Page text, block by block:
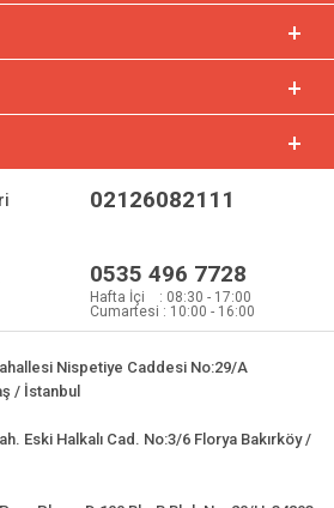
02126082111
0535 496 7728
Hafta İçi : 08:30 - 17:00
Cumartesi : 10:00 - 16:00
Nispetiye Caddesi No:29/A
/ İstanbul
Eski Halkalı Cad. No:3/6 Florya Bakırköy /